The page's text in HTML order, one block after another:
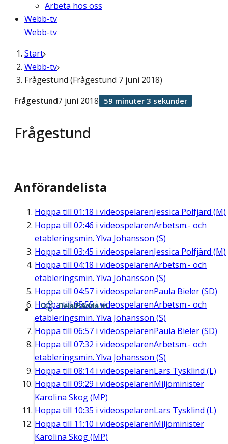
Arbeta hos oss
Webb-tv
Webb-tv
Start
Webb-tv
Frågestund (Frågestund 7 juni 2018)
Frågestund
Frågestund7 juni 2018 59 minuter 3 sekunder
Anförandelista
Hoppa till 01:18 i videospelarenJessica Polfjärd (M)
Hoppa till 02:46 i videospelarenArbetsm.- och
etableringsmin. Ylva Johansson (S)
Hoppa till 03:45 i videospelarenJessica Polfjärd (M)
Hoppa till 04:18 i videospelarenArbetsm.- och
etableringsmin. Ylva Johansson (S)
Hoppa till 04:57 i videospelarenPaula Bieler (SD)
Hoppa till05:55i videospelarenArbetsm.- och
etableringsmin. Ylva Johansson (S)
Hoppa till 06:57 i videospelarenPaula Bieler (SD)
Hoppa till 07:32 i videospelarenArbetsm.- och
etableringsmin. Ylva Johansson (S)
Hoppa till 08:14i videospelarenLars Tysklind (L)
Hoppa till 09:29 i videospelarenMiljöminister
Karolina Skog (MP)
Hoppa till 10:35 i videospelarenLars Tysklind (L)
Hoppa till 11:10 i videospelarenMiljöminister
Karolina Skog (MP)
Dela/Bädda in